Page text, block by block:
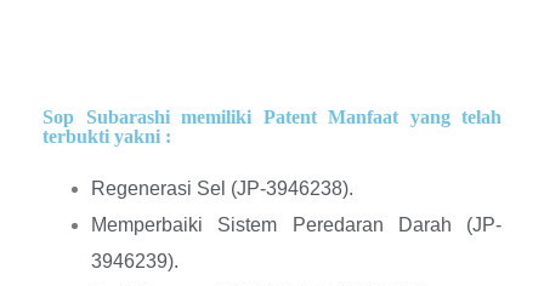
Sop Subarashi memiliki Patent Manfaat yang telah
terbukti yakni :
Regenerasi Sel (JP-3946238).
Memperbaiki Sistem Peredaran Darah (JP-
3946239).